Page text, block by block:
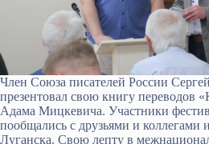
Член Союза писателей России
презентовал свою книгу переводов
Адама Мицкевича. Участники
пообщались с друзьями и коллегами
Луганска. Свою лепту в